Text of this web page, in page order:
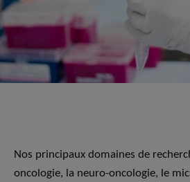
Nos principaux domaines de
oncologie, la neuro-oncologie, le